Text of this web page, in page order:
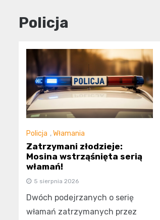
Policja
Policja ,Włamania
Zatrzymani złodzieje:
Mosina wstrząśnięta serią
włamań!
5 sierpnia 2026
Dwóch podejrzanych o serię
włamań zatrzymanych przez